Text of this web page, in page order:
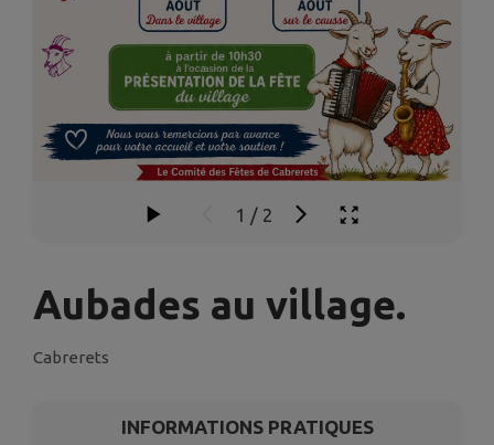
1 / 2
Aubades au village.
Cabrerets
INFORMATIONS PRATIQUES